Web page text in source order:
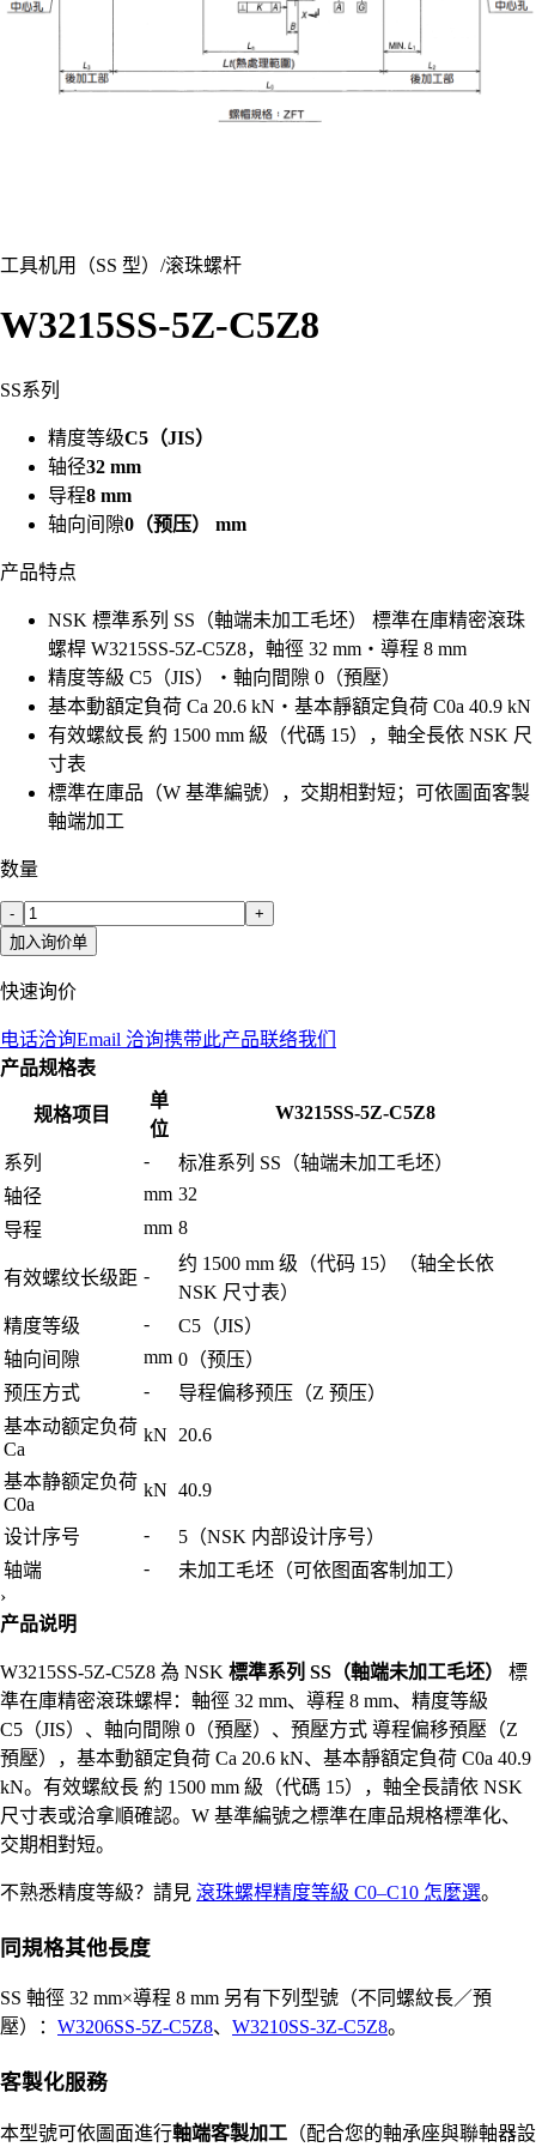
工具机用（SS 型） /滚珠螺杆
W3215SS-5Z-C5Z8
SS系列
精度等级C5（JIS）
轴径32 mm
导程8 mm
轴向间隙0（预压） mm
产品特点
NSK 標準系列 SS（軸端未加工毛坯） 標準在庫精密滾珠
螺桿 W3215SS-5Z-C5Z8，軸徑 32 mm・導程 8 mm
精度等級 C5（JIS）・軸向間隙 0（預壓）
基本動額定負荷 Ca 20.6 kN・基本靜額定負荷 C0a 40.9 kN
有效螺紋長 約 1500 mm 級（代碼 15），軸全長依 NSK 尺
寸表
標準在庫品（W 基準編號），交期相對短；可依圖面客製
軸端加工
数量
-
+
加入询价单
快速询价
电话洽询Email 洽询携带此产品联络我们
产品规格表
规格项目
单
位
W3215SS-5Z-C5Z8
系列 -
标准系列 SS（轴端未加工毛坯）
轴径
mm 32
导程
mm 8
有效螺纹长级距 -
约 1500 mm 级（代码 15）（轴全长依
NSK 尺寸表）
精度等级
-
C5（JIS）
轴向间隙
mm 0（预压）
预压方式
-
导程偏移预压（Z 预压）
基本动额定负荷
Ca
kN 20.6
基本静额定负荷
C0a
kN 40.9
设计序号 -
5（NSK 内部设计序号）
轴端
-
未加工毛坯（可依图面客制加工）
›
产品说明
W3215SS-5Z-C5Z8 為 NSK 標準系列 SS（軸端未加工毛坯）
標
準在庫精密滾珠螺桿：軸徑 32 mm、導程 8 mm、精度等級
C5（JIS）、軸向間隙 0（預壓）、預壓方式 導程偏移預壓（Z
預壓），基本動額定負荷 Ca 20.6 kN、基本靜額定負荷 C0a 40.9
kN。有效螺紋長 約 1500 mm 級（代碼 15），軸全長請依 NSK
尺寸表或洽拿順確認。W 基準編號之標準在庫品規格標準化、
交期相對短。
不熟悉精度等級？請見 滾珠螺桿精度等級 C0–C10 怎麼選。
同規格其他長度
SS 軸徑 32 mm×導程 8 mm 另有下列型號（不同螺紋長／預
壓）： W3206SS-5Z-C5Z8、 W3210SS-3Z-C5Z8。
客製化服務
本型號可依圖面進行軸端客製加工 （配合您的軸承座與聯軸器設